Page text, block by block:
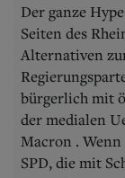
Der ganze
Seiten des
Alternativen
bürgerlich mit
der medialen
Macron .
SPD, die mit